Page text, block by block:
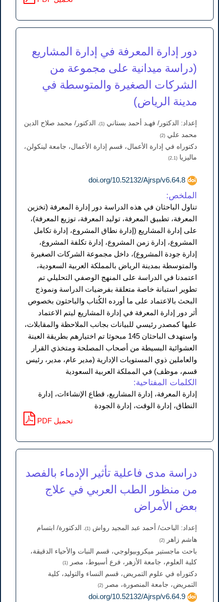
دور إدارة المعرفة في إدارة المشاريع
(دراسة ميدانية على مجموعة من
الشركات الصغيرة والمتوسطة في
مدينة الرياض)
إعداد: الدكتور/ فهـد أحمد بستاني (1)،
الدكتور/ محمد صلاح الدين
محمد علي (2)
دكتوراه في إدارة الأعمال، قسم إدارة الأعمال، جامعة لينكولن،
ماليزيا (2,1)
doi.org/10.52132/Ajrsp/v6.64.8
الملخص:
تناول الباحثان في هذه الدراسة دور إدارة المعرفة (تخزين
المعرفة، تطبيق المعرفة، توليد المعرفة، توزيع المعرفة)،
على إدارة المشاريع (إدارة نطاق المشروع، إدارة تكامل
المشروع، إدارة زمن المشروع، إدارة تكلفة المشروع،
إدارة جودة المشروع)، داخل مجموعة الشركات الصغيرة
والمتوسطة بمدينة الرياض بالمملكة العربية السعودية،
اعتمدنا في الدراسة على المنهج الوصفي التحليلي تم
تطوير استبانة خاصة متعلقة بفرضيات الدراسة ونموذج
البحث بالاعتماد على ما أورده الكُتاب والباحثون بخصوص
أثر دور إدارة المعرفة في إدارة المشاريع ليتم الاعتماد
عليها كمصدر رئيسي للبيانات بجانب الملاحظة والمقابلات،
واستهدف الباحثان 145 مبحوثا تم اختيارهم بطريقة العينة
العشوائية البسيطة من أصحاب المصلحة ومتخذي القرار
والعاملين ذوي المستويات الإدارية (مدير عام، مدير، رئيس
قسم، موظف) في المملكة العربية السعودية
الكلمات المفتاحية:
إدارة المعرفة، إدارة المشاريع، قطاع الإنشاءات، إدارة
النطاق، إدارة الوقت، إدارة الجودة
PDF تحميل
دراسة مدى فاعلية تأثير الإدماء بالفصد
من منظور الطب العربي في علاج
بعض الأمراض
إعداد: الباحث/ أحمد عبد المجيد رواش (1)،
الدكتورة/ ابتسام
هاشم زاهر
(2)
باحث ماجستير ميكروبيولوجي، قسم النبات والأحياء الدقيقة،
كلية العلوم، جامعة الأزهر، فرع أسيوط، مصر
(1)
دكتوراه في علوم التمريض، قسم النساء والتوليد، كلية
التمريض، جامعة المنصورة، مصر
(2)
doi.org/10.52132/Ajrsp/v6.64.9